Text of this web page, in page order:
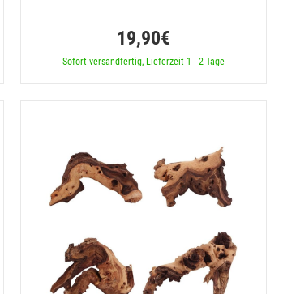
19,90€
Sofort versandfertig, Lieferzeit 1 - 2 Tage